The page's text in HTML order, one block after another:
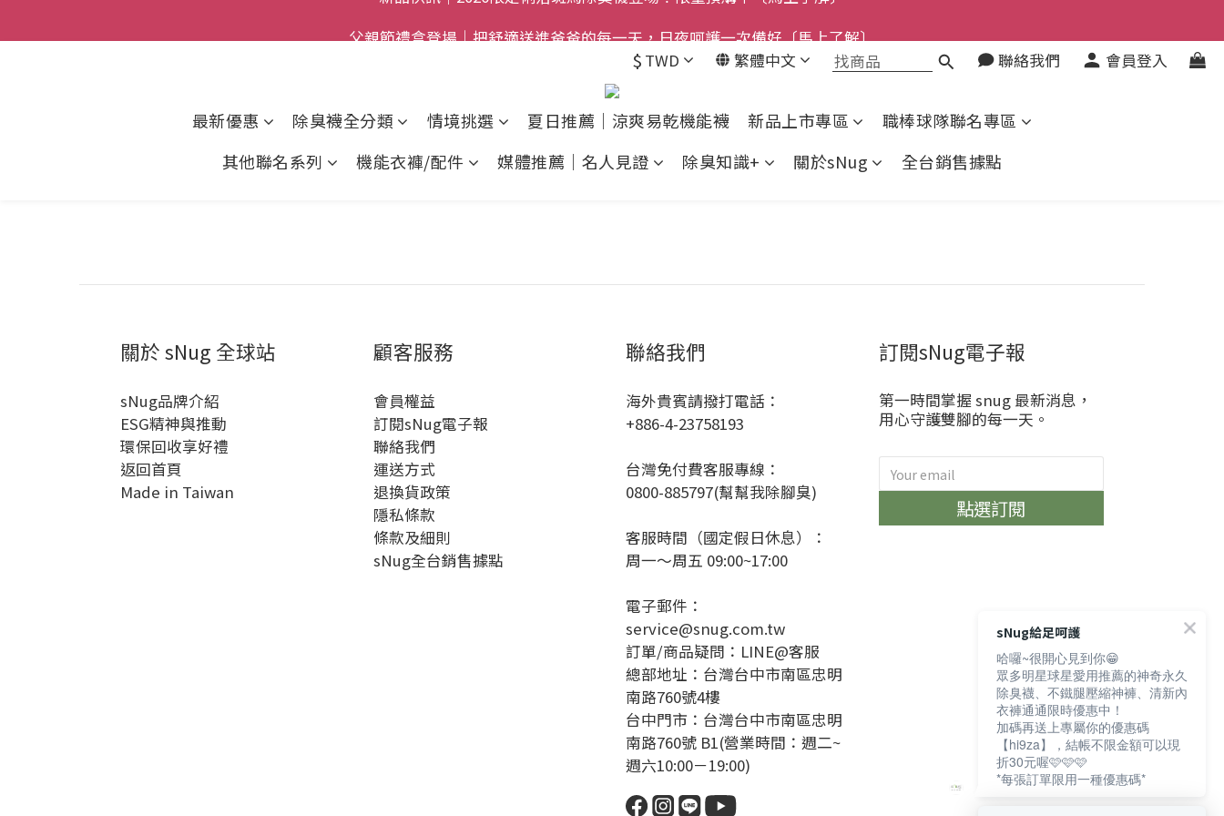
父親節禮盒登場｜把舒適送進爸爸的每一天，日夜呵護一次備好〔馬上了解〕
全館$800免運｜任搭８折起｜滿額再送新品-悠哉斑馬襪〔立即了解〕
$ TWD 繁體中文 聯絡我們 會員登入
最新優惠 除臭襪全分類 情境挑選 夏日推薦｜涼爽易乾機能襪 新品上市專區
職棒球隊聯名專區
其他聯名系列
機能衣褲/配件 媒體推薦｜名人見證 除臭知識+ 關於sNug 全台銷售據點
關於 sNug 全球站
sNug品牌介紹
ESG精神與推動
環保回收享好禮
返回首頁
Made in Taiwan
顧客服務
會員權益
訂閱sNug電子報
聯絡我們
運送方式
退換貨政策
隱私條款
條款及細則
sNug全台銷售據點
聯絡我們
海外貴賓請撥打電話：
+886-4-23758193
台灣免付費客服專線：
0800-885797(幫幫我除腳臭)
客服時間（國定假日休息）：
周一～周五 09:00~17:00
電子郵件：
service@snug.com.tw
訂單/商品疑問： LINE@客服
總部地址：台灣台中市南區忠明
南路760號4樓
台中門市：台灣台中市南區忠明
南路760號 B1(營業時間：週二~
週六10:00－19:00)
訂閱sNug電子報
第一時間掌握 snug 最新消息，
用心守護雙腳的每一天。
點選訂閱
sNug給足呵護
哈囉~很開心見到你😁
眾多明星球星愛用推薦的神奇永久
除臭襪、不鐵腿壓縮神褲、清新內
衣褲通通限時優惠中！
加碼再送上專屬你的優惠碼
【hi9za】，結帳不限金額可以現
折30元喔🩷🩷🩷
*每張訂單限用一種優惠碼*